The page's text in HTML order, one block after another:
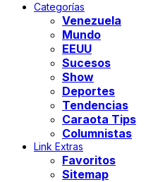
Categorías
Venezuela
Mundo
EEUU
Sucesos
Show
Deportes
Tendencias
Caraota Tips
Columnistas
Link Extras
Favoritos
Sitemap